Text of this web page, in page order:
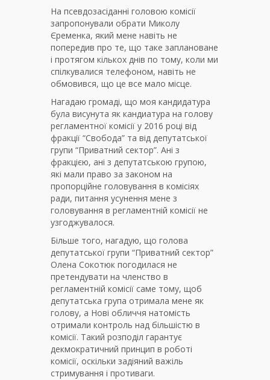
На псевдозасіданні головою комісії
запропонували обрати Миколу
Єременка, який мене навіть не
попередив про те, що таке заплановане
і протягом кількох днів по тому, коли ми
спілкувалися телефоном, навіть не
обмовився, що це все мало місце.
Нагадаю громаді, що моя кандидатура
була висунута як кандиатура на голову
регламентної комісії у 2016 році від
фракції “Свобода” та від депутатської
групи “Приватний сектор”. Ані з
фракцією, ані з депутатською групою,
які мали право за законом на
пропорційне головування в комісіях
ради, питання усунення мене з
головування в регламентній комісії не
узгоджувалося.
Більше того, нагадую, що голова
депутатської групи “Приватний сектор”
Олена Сокотюк погодилася не
претендувати на членство в
регламентній комісії саме тому, щоб
депутатська група отримала мене як
голову, а Нові обличчя натомість
отримали контроль над більшістю в
комісії. Такий розподіл гарантує
декмократичний принцип в роботі
комісії, оскільки задіяний важіль
стримування і противаги.